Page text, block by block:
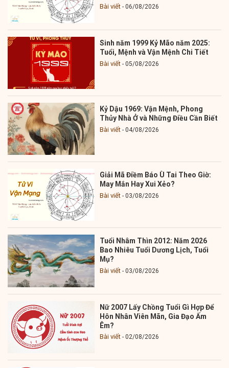
Bài viết 06/08/2026
Sinh năm 1999 Kỷ Mão năm 2025:
Tuổi, Mệnh và Vận Mệnh Chi Tiết
Bài viết 05/08/2026
Kỷ Dậu 1969: Vận Mệnh, Phong
Thủy Nhà Ở và Những Điều Cần Biết
Bài viết 04/08/2026
Giải Mã Điềm Báo Ù Tai Theo Giờ:
May Mắn Hay Xui Xẻo?
Bài viết 03/08/2026
Tuổi Nhâm Thìn 2012: Năm 2026
Bao Nhiêu Tuổi Dương Lịch, Tuổi
Mụ?
Bài viết 03/08/2026
Nữ 2007 Lấy Chồng Tuổi Gì Hợp Để
Hôn Nhân Viên Mãn, Gia Đạo Ấm
Êm?
Bài viết 02/08/2026